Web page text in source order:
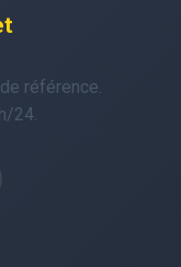
référence.
24.